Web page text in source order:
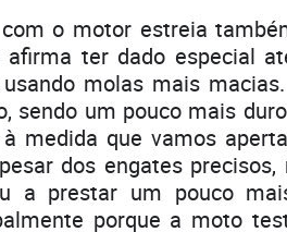
o motor estreia
afirma ter dado especial
usando molas mais
sendo um pouco mais
medida que vamos
dos engates
a prestar um pouco
porque a moto